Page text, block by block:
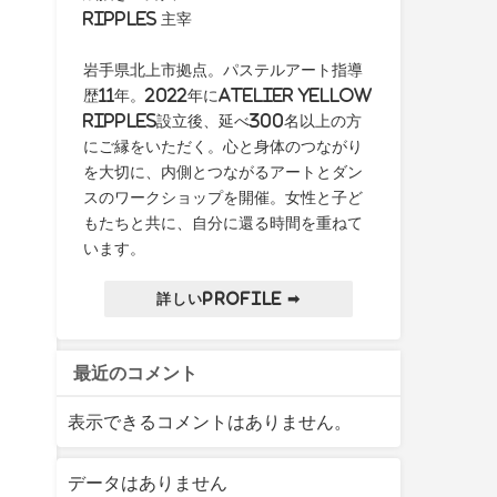
ripples 主宰
岩手県北上市拠点。パステルアート指導
歴11年。2022年にAtelier yellow
ripples設立後、延べ300名以上の方
にご縁をいただく。心と身体のつながり
を大切に、内側とつながるアートとダン
スのワークショップを開催。女性と子ど
もたちと共に、自分に還る時間を重ねて
います。
詳しいProfile ➡
最近のコメント
表示できるコメントはありません。
データはありません